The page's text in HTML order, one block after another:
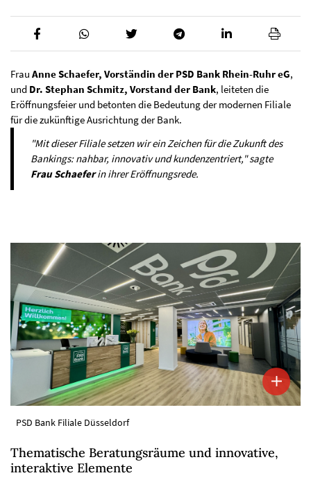
Frau Anne Schaefer, Vorständin der PSD Bank Rhein-Ruhr eG,
und Dr. Stephan Schmitz, Vorstand der Bank, leiteten die
Eröffnungsfeier und betonten die Bedeutung der modernen Filiale
für die zukünftige Ausrichtung der Bank.
"Mit dieser Filiale setzen wir ein Zeichen für die Zukunft des
Bankings: nahbar, innovativ und kundenzentriert," sagte
Frau Schaeferin ihrer Eröffnungsrede.
PSD Bank Filiale Düsseldorf
Thematische Beratungsräume und innovative,
interaktive Elemente